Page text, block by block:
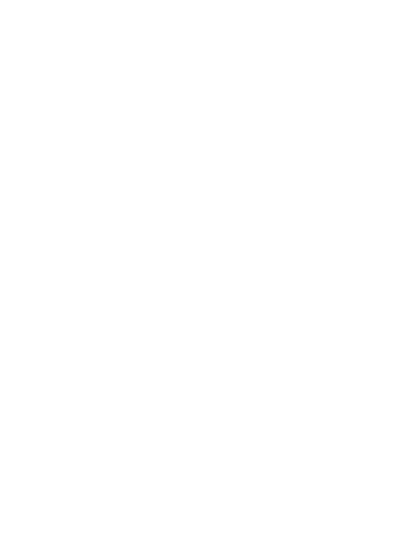
ses obligations
un contrat de
personnelles.
et dans le respect
La présente
les données contre